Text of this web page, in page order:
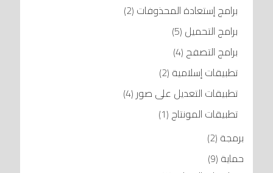
برامج إستعادة المحذوفات (2)
برامج التحميل (5)
برامج التصفح (4)
تطبيقات إسلامية (2)
تطبيقات التعديل على صور (4)
تطبيقات المونتاج (1)
برمجة (2)
حماية (9)